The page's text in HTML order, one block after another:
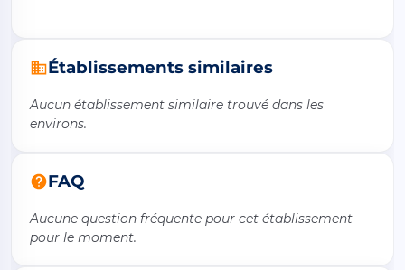
Établissements similaires
Aucun établissement similaire trouvé dans les
environs.
FAQ
Aucune question fréquente pour cet établissement
pour le moment.